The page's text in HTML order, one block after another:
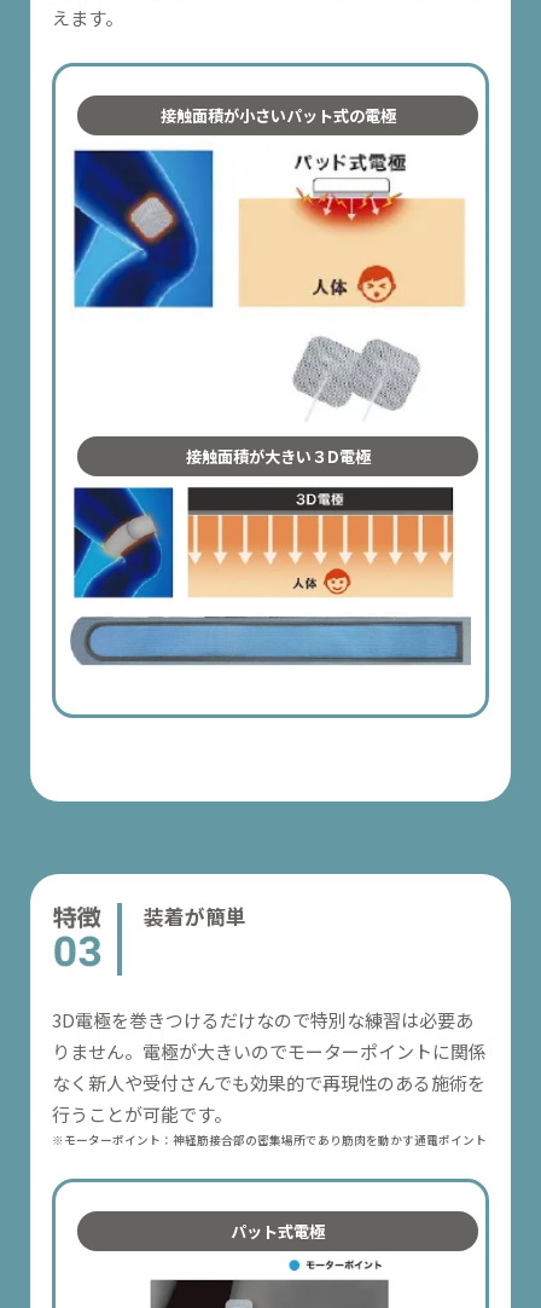
えます。
接触面積が小さいパット式の電極
接触面積が大きい３D電極
装着が簡単
3D電極を巻きつけるだけなので特別な練習は必要あ
りません。電極が大きいのでモーターポイントに関係
なく新人や受付さんでも効果的で再現性のある施術を
行うことが可能です。
※モーターポイント：神経筋接合部の密集場所であり筋肉を動かす通電ポイント
パット式電極